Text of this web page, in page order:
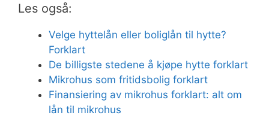
Les også:
Velge hyttelån eller boliglån til hytte?
Forklart
De billigste stedene å kjøpe hytte forklart
Mikrohus som fritidsbolig forklart
Finansiering av mikrohus forklart: alt om
lån til mikrohus